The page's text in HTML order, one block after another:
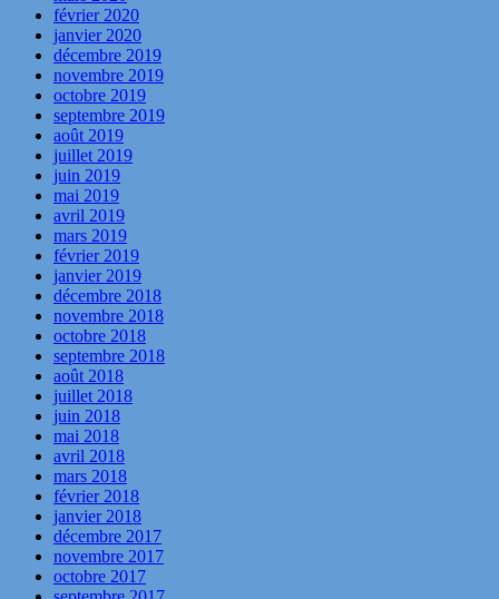
février 2020
janvier 2020
décembre 2019
novembre 2019
octobre 2019
septembre 2019
août 2019
juillet 2019
juin 2019
mai 2019
avril 2019
mars 2019
février 2019
janvier 2019
décembre 2018
novembre 2018
octobre 2018
septembre 2018
août 2018
juillet 2018
juin 2018
mai 2018
avril 2018
mars 2018
février 2018
janvier 2018
décembre 2017
novembre 2017
octobre 2017